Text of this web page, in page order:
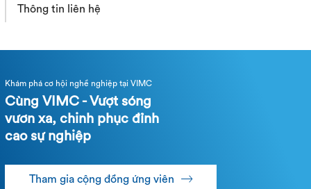
Thông tin liên hệ
Khám phá cơ hội nghề nghiệp tại VIMC
Cùng VIMC - Vượt sóng
vươn xa, chinh phục đỉnh
cao sự nghiệp
Tham gia cộng đồng ứng viên